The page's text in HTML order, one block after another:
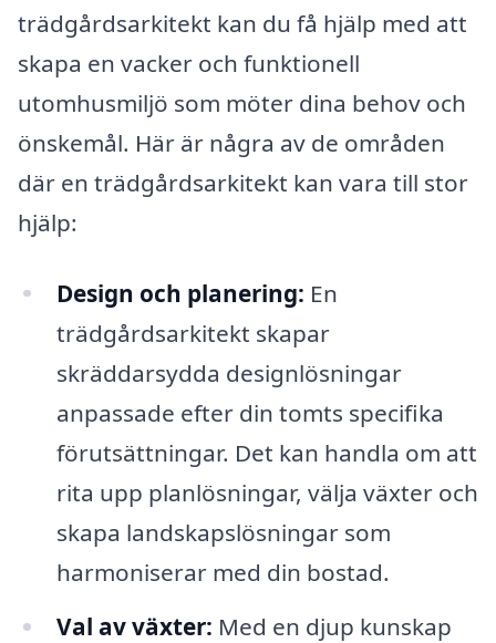
trädgårdsarkitekt kan du få hjälp med att
skapa en vacker och funktionell
utomhusmiljö som möter dina behov och
önskemål. Här är några av de områden
där en trädgårdsarkitekt kan vara till stor
hjälp:
Design och planering: En
trädgårdsarkitekt skapar
skräddarsydda designlösningar
anpassade efter din tomts specifika
förutsättningar. Det kan handla om att
rita upp planlösningar, välja växter och
skapa landskapslösningar som
harmoniserar med din bostad.
Val av växter: Med en djup kunskap